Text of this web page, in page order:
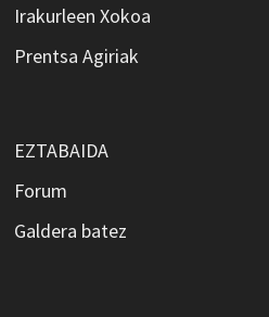
Irakurleen Xokoa
Prentsa Agiriak
EZTABAIDA
Forum
Galdera batez